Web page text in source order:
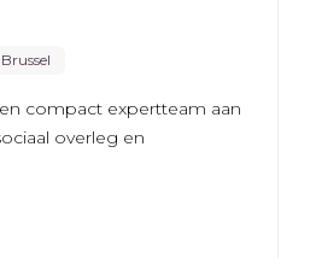
compact expertteam aan
overleg en